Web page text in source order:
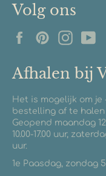
Volg ons
FacebookPinterest
Afhalen bij
Het is mogelijk om
bestelling af te halen
Geopend maandag
10.00-17.00 uur,
uur.
1e Paasdag, zondag